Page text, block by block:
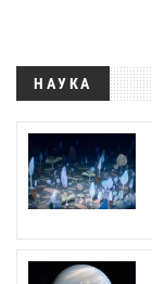
НАУКА